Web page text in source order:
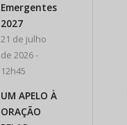
Emergentes
2027
21 de julho
de 2026 -
12h45
UM APELO À
ORAÇÃO